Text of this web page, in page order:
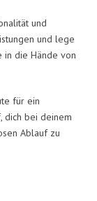
und
und lege
in die Hände von
für ein
dich bei deinem
Ablauf zu